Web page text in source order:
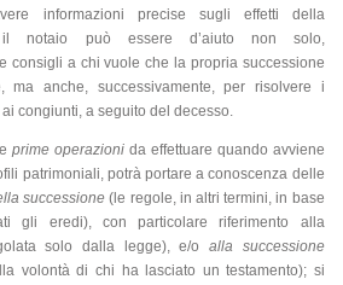
informazioni precise sugli effetti della
il notaio può essere d’aiuto non solo,
consigli a chi vuole che la propria successione
ma anche, successivamente, per risolvere i
congiunti, a seguito del decesso.
prime operazionida effettuare quando avviene
patrimoniali, potrà portare a conoscenza delle
successione (le regole, in altri termini, in base
gli eredi), con particolare riferimento alla
solo dalla legge), e/o alla successione
volontà di chi ha lasciato un testamento); si